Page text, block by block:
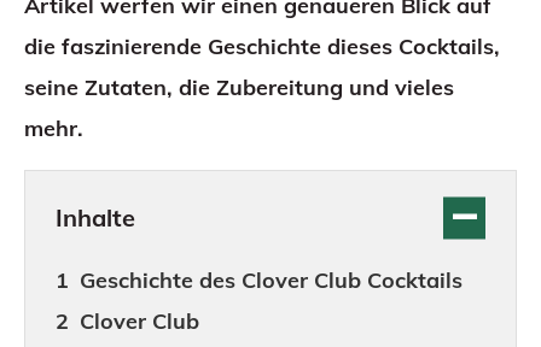
die faszinierende Geschichte dieses Cocktails,
seine Zutaten, die Zubereitung und vieles
mehr.
Inhalte
Geschichte des Clover Club Cocktails
Clover Club